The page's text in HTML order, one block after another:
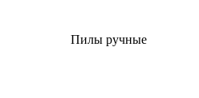
Пилы ручные